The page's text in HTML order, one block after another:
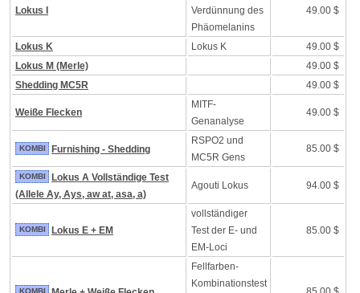
Lokus I
Verdünnung des
Phäomelanins
49.00 $
Lokus K Lokus K
49.00 $
Lokus M (Merle)
49.00 $
Shedding MC5R
49.00 $
Weiße Flecken
MITF-
Genanalyse
49.00 $
KOMBI Furnishing - Shedding
RSPO2 und
MC5R Gens
85.00 $
KOMBI
Lokus A Vollständige Test
(Allele Ay, Ays, aw at, asa, a)
Agouti Lokus 94.00 $
KOMBI Lokus E + EM
vollständiger
Test der E- und
EM-Loci
85.00 $
KOMBI
Fellfarben-
Kombinationstest